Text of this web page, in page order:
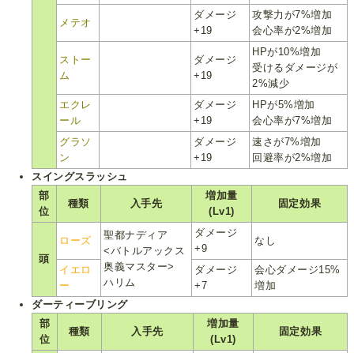
メテオ
ダメージ
+19
攻撃力が7%増加
会心率が2%増加
ストー
ム
ダメージ
+19
HPが10%増加
受けるダメージが
2%減少
エクレ
ール
ダメージ
+19
HPが5%増加
会心率が7%増加
グラソ
ン
ダメージ
+19
速さが7%増加
回避率が2%増加
スイングスラッシュ
部
位
種類 入手先
増加量
(Lv1)
固定効果
頭
ローズ
聖都ナディア
<バトルアックス
奥義マスター>
ハリム
ダメージ
+9
なし
イエロ
ー
ダメージ
+7
会心ダメージ15%
増加
ダーティーブリング
部
位
種類 入手先
増加量
(Lv1)
固定効果